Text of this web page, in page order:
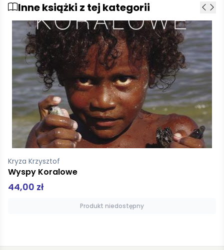
Inne książki z tej kategorii
Bujak-Lenczowska Magdalena
Dziennik Himalajski i inne pisma Jakuba Bujaka
39,95 zł
Dodaj do koszyka